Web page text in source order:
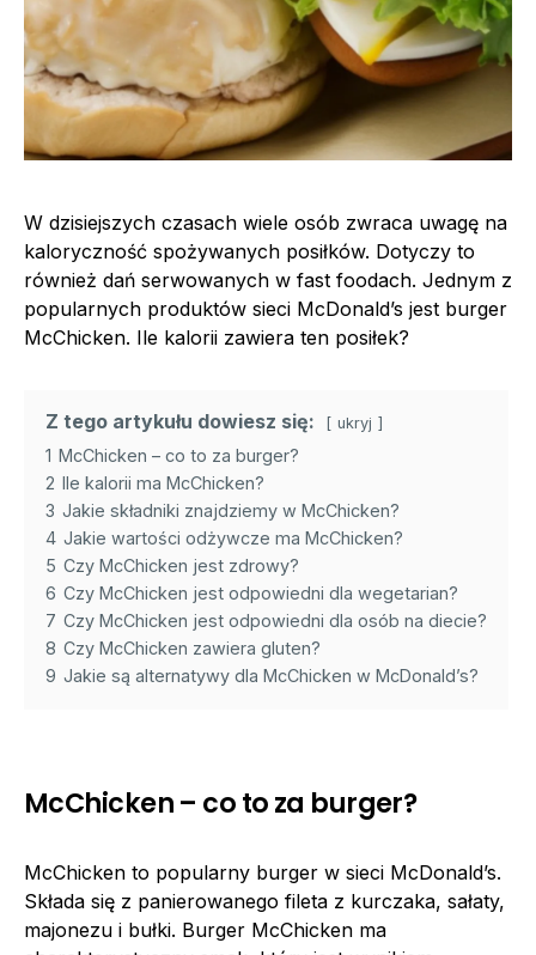
W dzisiejszych czasach wiele osób zwraca uwagę na
kaloryczność spożywanych posiłków. Dotyczy to
również dań serwowanych w fast foodach. Jednym z
popularnych produktów sieci McDonald’s jest burger
McChicken. Ile kalorii zawiera ten posiłek?
Z tego artykułu dowiesz się: ukryj
1 McChicken – co to za burger?
2 Ile kalorii ma McChicken?
3 Jakie składniki znajdziemy w McChicken?
4 Jakie wartości odżywcze ma McChicken?
5 Czy McChicken jest zdrowy?
6 Czy McChicken jest odpowiedni dla wegetarian?
7 Czy McChicken jest odpowiedni dla osób na diecie?
8 Czy McChicken zawiera gluten?
9 Jakie są alternatywy dla McChicken w McDonald’s?
McChicken – co to za burger?
McChicken to popularny burger w sieci McDonald’s.
Składa się z panierowanego fileta z kurczaka, sałaty,
majonezu i bułki. Burger McChicken ma